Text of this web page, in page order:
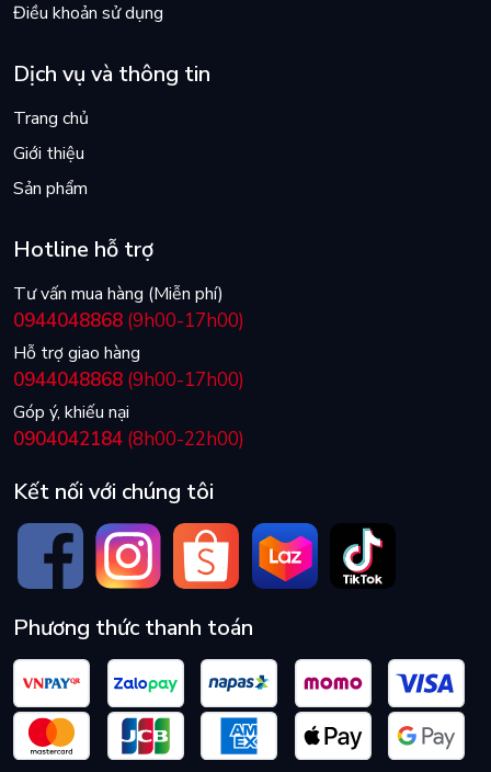
Điều khoản sử dụng
Dịch vụ và thông tin
Trang chủ
Giới thiệu
Sản phẩm
Hotline hỗ trợ
Tư vấn mua hàng (Miễn phí)
0944048868 (9h00-17h00)
Hỗ trợ giao hàng
0944048868 (9h00-17h00)
Góp ý, khiếu nại
0904042184 (8h00-22h00)
Kết nối với chúng tôi
Phương thức thanh toán